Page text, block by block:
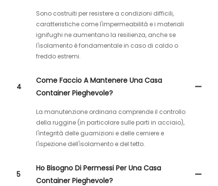
Sono costruiti per resistere a condizioni difficili,
caratteristiche come l'impermeabilità e i materiali
ignifughi ne aumentano la resilienza, anche se
l'isolamento è fondamentale in caso di caldo o
freddo estremi.
4
Come Faccio A Mantenere Una Casa
Container Pieghevole?
La manutenzione ordinaria comprende il controllo
della ruggine (in particolare sulle parti in acciaio),
l'integrità delle guarnizioni e delle cerniere e
l'ispezione dell'isolamento e del tetto.
5
Ho Bisogno Di Permessi Per Una Casa
Container Pieghevole?